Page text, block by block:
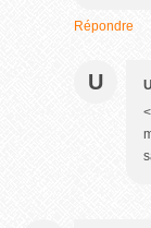
Répondre
U